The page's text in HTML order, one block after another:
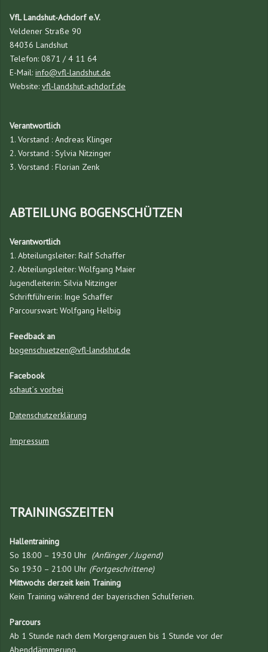
VfL Landshut-Achdorf e.V.
Veldener Straße 90
84036 Landshut
Telefon: 0871 / 4 11 64
E-Mail: info@vfl-landshut.de
Website: vfl-landshut-achdorf.de
Verantwortlich
1. Vorstand : Andreas Klinger
2. Vorstand : Sylvia Nitzinger
3. Vorstand : Florian Zenk
ABTEILUNG BOGENSCHÜTZEN
Verantwortlich
1. Abteilungsleiter: Ralf Schaffer
2. Abteilungsleiter: Wolfgang Maier
Jugendleiterin: Silvia Nitzinger
Schriftführerin: Inge Schaffer
Parcourswart: Wolfgang Helbig
Feedback an
bogenschuetzen@vfl-landshut.de
Facebook
schaut´s vorbei
Datenschutzerklärung
Impressum
TRAININGSZEITEN
Hallentraining
So 18:00 – 19:30 Uhr (Anfänger / Jugend)
So 19:30 – 21:00 Uhr (Fortgeschrittene)
Mittwochs derzeit kein Training
Kein Training während der bayerischen Schulferien.
Parcours
Ab 1 Stunde nach dem Morgengrauen bis 1 Stunde vor der
Abenddämmerung.